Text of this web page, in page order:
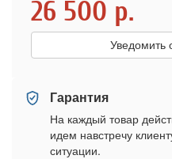
26 500 р.
Уведомить
Гарантия
На каждый товар
идем навстречу
ситуации.